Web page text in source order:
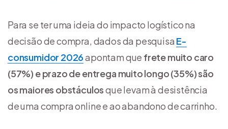
Para se ter uma ideia do impacto logístico na
decisão de compra, dados da pesquisa E-
consumidor 2026apontam que frete muito caro
(57%) e prazo de entrega muito longo (35%) são
os maiores obstáculosque levam à desistência
de uma compra online e ao abandono de carrinho.